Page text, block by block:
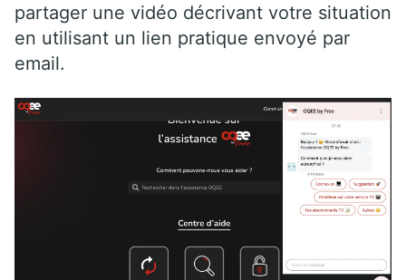
partager une vidéo décrivant votre situation
en utilisant un lien pratique envoyé par
email.